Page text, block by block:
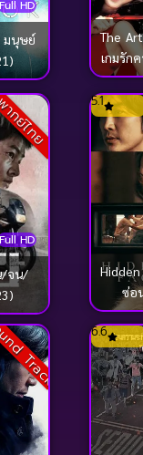
Thriller จิตวิทย
Thriller จิตวิท
จิตวิทยา
ความจริง(1)
Reality-TV (2)
ความสัมพันธ์
ดราม่าความสัม
Revenge (35)
Movie เดินทาง(1)
Road Trip (11)
รักโรแมนติก
HD
มนุษย์
The
เกมรัก
ย์ไทย
HD
/จน/
5.1
ซ่อ
Track 6.6